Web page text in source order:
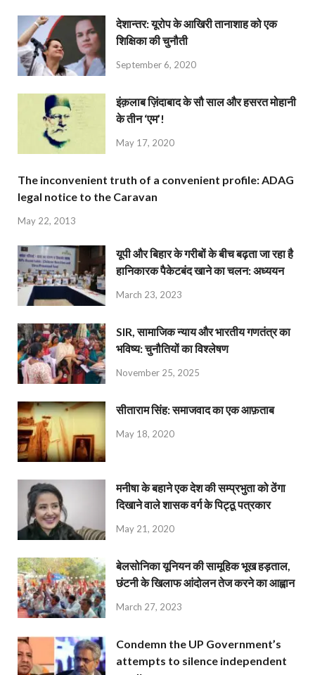
देशान्‍तर: यूरोप के आखिरी तानाशाह को एक
शिक्षिका की चुनौती
September 6, 2020
इंक़लाब ज़िंदाबाद के सौ साल और हसरत मोहानी
के तीन ‘एम’!
May 17, 2020
The inconvenient truth of a convenient profile: ADAG
legal notice to the Caravan
May 22, 2013
यूपी और बिहार के गरीबों के बीच बढ़ता जा रहा है
हानिकारक पैकेटबंद खाने का चलन: अध्ययन
March 23, 2023
SIR, सामाजिक न्याय और भारतीय गणतंत्र का
भविष्य: चुनौतियों का विश्लेषण
November 25, 2025
सीताराम सिंह: समाजवाद का एक आफ़ताब
May 18, 2020
मनीषा के बहाने एक देश की सम्प्रभुता को ठेंगा
दिखाने वाले शासक वर्ग के पिट्ठू पत्रकार
May 21, 2020
बेलसोनिका यूनियन की सामूहिक भूख हड़ताल,
छंटनी के खिलाफ आंदोलन तेज करने का आह्वान
March 27, 2023
Condemn the UP Government’s
attempts to silence independent